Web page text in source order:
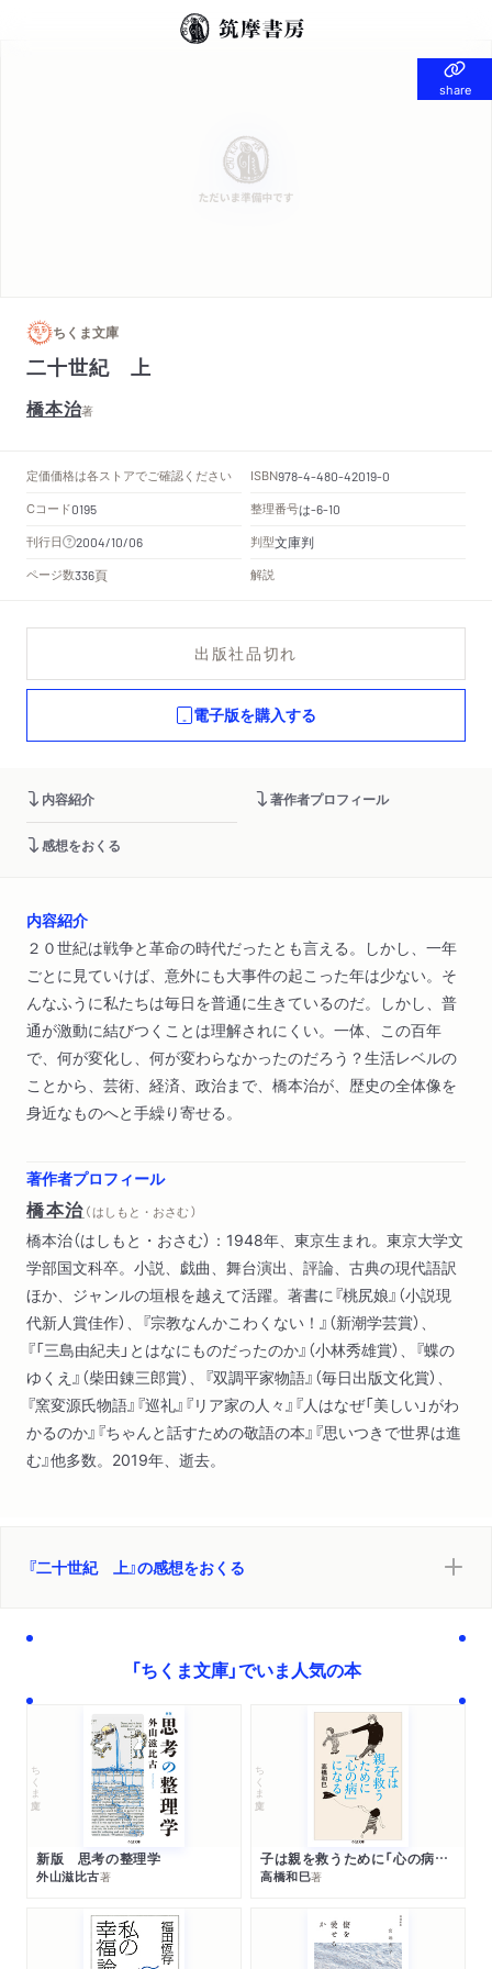
share
share
ちくま文庫
二十世紀 上
橋本治著
定価価格は各ストアでご確認ください ISBN978-4-480-42019-0
Cコード0195 整理番号は-6-10
刊行日 2004/10/06 判型文庫判
ページ数336頁 解説
出版社品切れ
電子版を購入する
内容紹介 著作者プロフィール
感想をおくる
内容紹介
２０世紀は戦争と革命の時代だったとも言える。しかし、一年
ごとに見ていけば、意外にも大事件の起こった年は少ない。そ
んなふうに私たちは毎日を普通に生きているのだ。しかし、普
通が激動に結びつくことは理解されにくい。一体、この百年
で、何が変化し、何が変わらなかったのだろう？生活レベルの
ことから、芸術、経済、政治まで、橋本治が、歴史の全体像を
身近なものへと手繰り寄せる。
著作者プロフィール
橋本治（ はしもと・おさむ ）
橋本治（はしもと・おさむ）：1948年、東京生まれ。東京大学文
学部国文科卒。小説、戯曲、舞台演出、評論、古典の現代語訳
ほか、ジャンルの垣根を越えて活躍。著書に『桃尻娘』（小説現
代新人賞佳作）、『宗教なんかこわくない！』（新潮学芸賞）、
『「三島由紀夫」とはなにものだったのか』（小林秀雄賞）、『蝶の
ゆくえ』（柴田錬三郎賞）、『双調平家物語』（毎日出版文化賞）、
『窯変源氏物語』『巡礼』『リア家の人々』『人はなぜ「美しい」がわ
かるのか』『ちゃんと話すための敬語の本』『思いつきで世界は進
む』他多数。2019年、逝去。
『二十世紀 上』の感想をおくる
「ちくま文庫」でいま人気の本
ちくま文庫
新版 思考の整理学
外山滋比古著
ちくま文庫
子は親を救うために「心の病」になる
高橋和巳著